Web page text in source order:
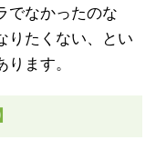
でなかったのな
りたくない、とい
ます。